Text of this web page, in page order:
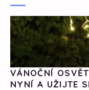
VÁNOČNÍ
NYNÍ A UŽIJTE